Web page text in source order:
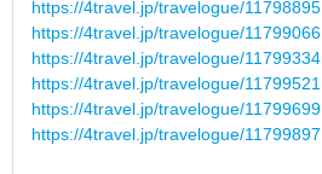
https://4travel.jp/travelogue/11798895
https://4travel.jp/travelogue/11799066
https://4travel.jp/travelogue/11799334
https://4travel.jp/travelogue/11799521
https://4travel.jp/travelogue/11799699
https://4travel.jp/travelogue/11799897